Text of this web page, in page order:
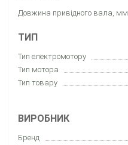
Довжина привідного вала, мм
ТИП
Тип електромотору
Тип мотора
Тип товару
ВИРОБНИК
Бренд